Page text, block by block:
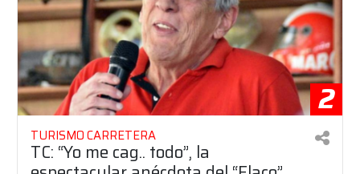
2
TURISMO CARRETERA
TC: “Yo me cag.. todo”, la